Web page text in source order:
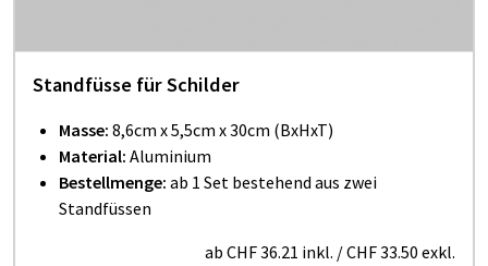
Standfüsse für Schilder
Masse: 8,6cm x 5,5cm x30cm (BxHxT)
Material: Aluminium
Bestellmenge: ab 1 Set bestehend aus zwei
Standfüssen
ab CHF 36.21 inkl. /CHF 33.50 exkl.